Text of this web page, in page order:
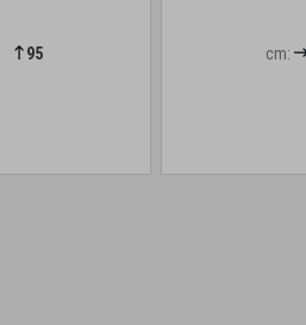
95 cm: